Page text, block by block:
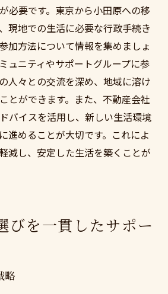
必要です。東京から小田原への移
現地での生活に必要な行政手続き
加方法について情報を集めましょ
ュニティやサポートグループに参
人々との交流を深め、地域に溶け
とができます。また、不動産会社
バイスを活用し、新しい生活環境
進めることが大切です。これによ
減し、安定した生活を築くことが
びを一貫したサポー
略